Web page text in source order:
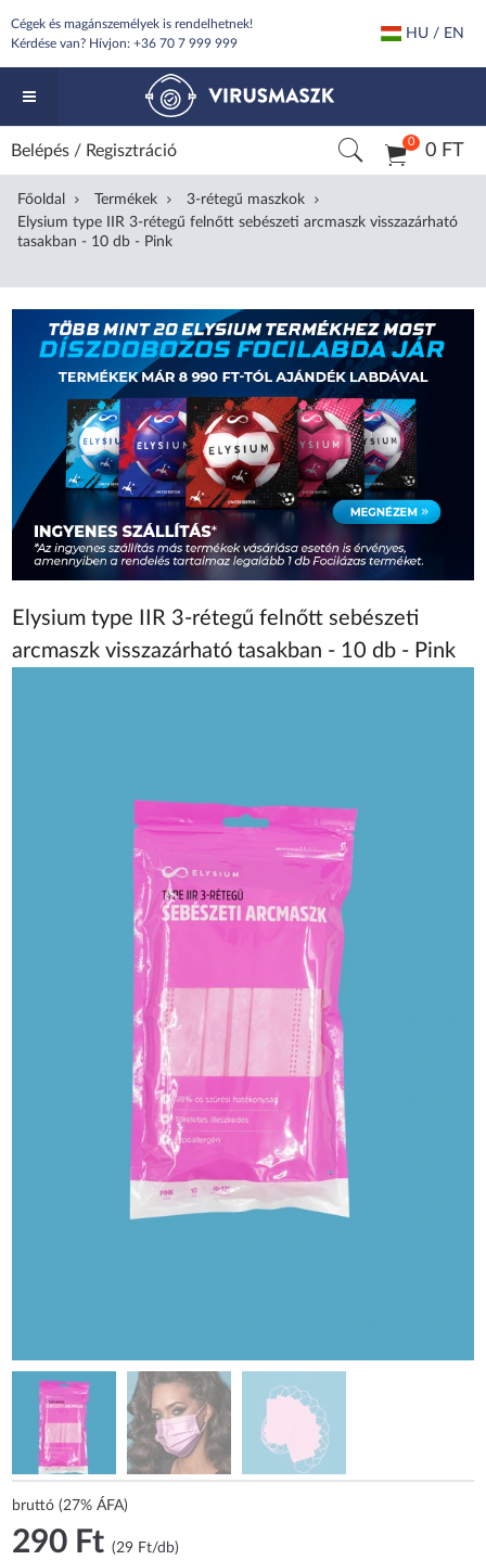
Cégek és magánszemélyek is rendelhetnek!
Kérdése van? Hívjon: +36 70 7 999 999
HU / EN
0 0 FT
Belépés / Regisztráció
Főoldal Termékek
3-rétegű maszkok
Elysium type IIR 3-rétegű felnőtt sebészeti arcmaszk visszazárható
tasakban - 10 db - Pink
Elysium type IIR 3-rétegű felnőtt sebészeti
arcmaszk visszazárható tasakban - 10 db - Pink
bruttó (27% ÁFA)
290 Ft(29 Ft/db)